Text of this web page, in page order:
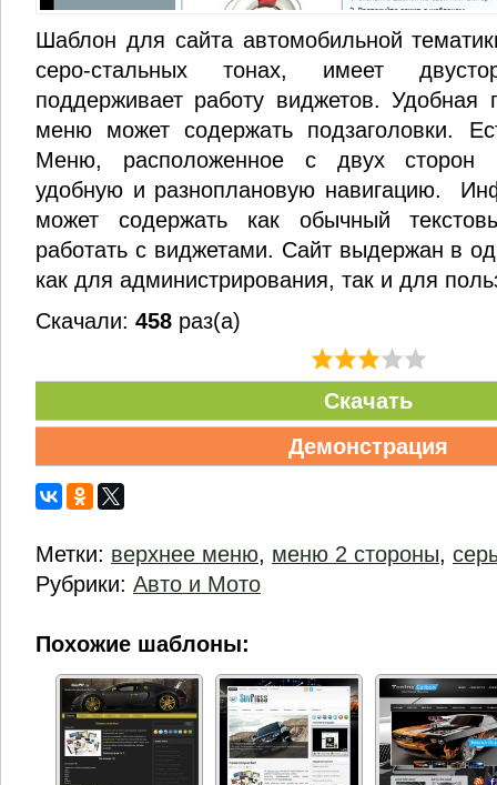
Шаблон для сайта автомобильной
серо-стальных тонах, имеет
поддерживает работу виджетов. Удобная
меню может содержать подзаголовки.
Меню, расположенное с двух сторон
удобную и разноплановую навигацию.
может содержать как обычный
работать с виджетами. Сайт выдержан в
как для администрирования, так и для
Скачали: 458 раз(а)
Скачать
Демонстрация
Метки: верхнее меню, меню 2 стороны,
Рубрики: Авто и Мото
Похожие шаблоны: